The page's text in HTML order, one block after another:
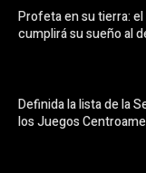
Profeta en su tierra:
cumplirá su sueño al
Definida la lista de la
los Juegos